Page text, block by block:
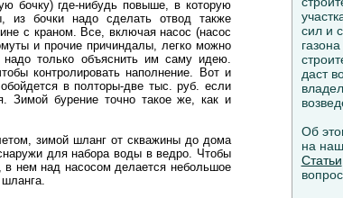
бочку) где-нибудь повыше, в которую
из бочки надо сделать отвод также
с краном. Все, включая насос (насос
и прочие причиндалы, легко можно
только объяснить им саму идею.
контролировать наполнение. Вот и
в полторы-две тыс. руб. если
Зимой бурение точно такое же, как и
зимой шланг от скважины до дома
для набора воды в ведро. Чтобы
нем над насосом делается небольшое
сил и
даст
Об
на
Статьи